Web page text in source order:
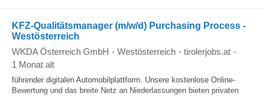
KFZ-Qualitätsmanager (m/w/d) Purchasing Process -
Westösterreich
WKDA Österreich GmbH - Westösterreich - tirolerjobs.at -
1 Monat alt
führender digitalen Automobilplattform. Unsere kostenlose Online-
Bewertung und das breite Netz an Niederlassungen bieten privaten